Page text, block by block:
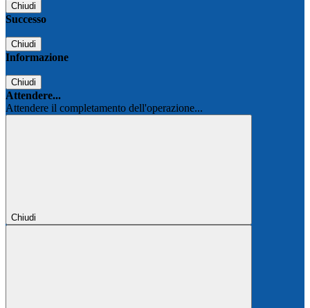
Chiudi
Successo
Chiudi
Informazione
Chiudi
Attendere...
Attendere il completamento dell'operazione...
Chiudi